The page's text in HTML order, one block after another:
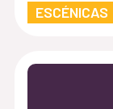
ESCÉNICAS